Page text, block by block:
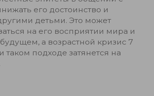
его достоинство и
детьми. Это может
на его восприятии мира и
а возрастной кризис 7
таком подходе затянется на